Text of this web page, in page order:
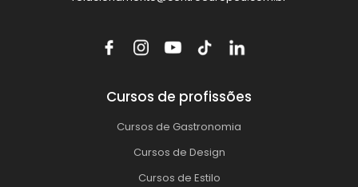
Cursos de profissões
Cursos de Gastronomia
Cursos de Design
Cursos de Estilo